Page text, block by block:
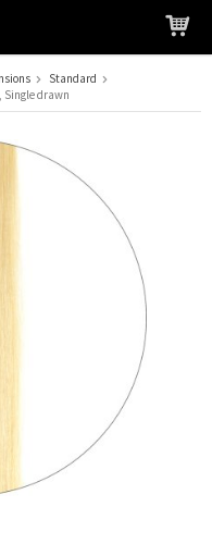
indkøbskurv
Standard
Single drawn